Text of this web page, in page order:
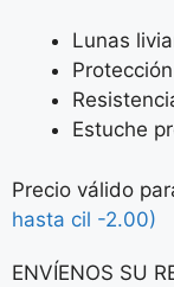
Lunas
Estuche
Precio válido
hasta cil -2.00)
ENVÍENOS SU